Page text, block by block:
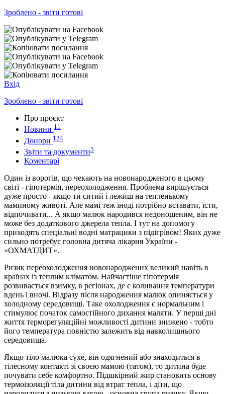
Зроблено - звіти готові
Вхід
Зроблено - звіти готові
Про проєкт
Новини 11
Донори 124
Звіти та документи5
Коментарі
Один із ворогів, що чекають на новонародженого в цьому
світі - гіпотермія, переохолодження. Проблема вирішується
дуже просто - якщо ти ситий і лежиш на тепленькому
маминому животі. Але мамі теж іноді потрібно вставати, їсти,
відпочивати... А якщо малюк народився недоношеним, він не
може без додаткового джерела тепла. І тут на допомогу
приходять спеціальні водні матрацики з підігрівом! Яких дуже
сильно потребує головна дитяча лікарня України -
«ОХМАТДИТ».
Ризик переохолодження новонароджених великий навіть в
країнах із теплим кліматом. Найчастіше гіпотермія
розвивається взимку, в регіонах, де є коливання температури
вдень і вночі. Відразу після народження малюк опиняється у
холодному середовищі. Таке охолодження є нормальним і
стимулює початок самостійного дихання маляти. У перші дні
життя терморегуляційні можливості дитини знижено - тобто
його температура повністю залежить від навколишнього
середовища.
Якщо тіло малюка сухе, він одягнений або знаходиться в
тілесному контакті зі своєю мамою (татом), то дитина буде
почувати себе комфортно. Підшкірний жир становить основу
термоізоляції тіла дитини від втрат тепла, і діти, що